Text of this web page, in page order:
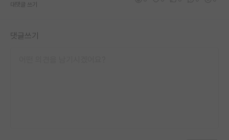
대댓글 쓰기
댓글쓰기